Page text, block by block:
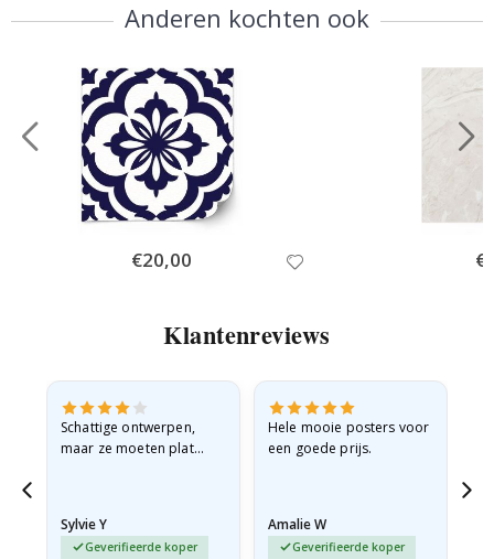
Anderen kochten ook
Special
Price
€20,00
Klantenreviews
Schattige ontwerpen,
maar ze moeten plat
beetje…
Sylvie Y
Geverifieerde koper
Hele mooie posters voor
een goede prijs.
Amalie W
Geverifieerde koper